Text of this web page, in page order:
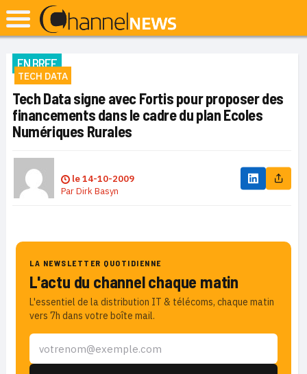
EN BREF
TECH DATA
Tech Data signe avec Fortis pour proposer des
financements dans le cadre du plan Ecoles
Numériques Rurales
le14-10-2009
ParDirk Basyn
LA NEWSLETTER QUOTIDIENNE
L'actu du channel chaque matin
L'essentiel de la distribution IT & télécoms, chaque matin
vers 7h dans votre boîte mail.